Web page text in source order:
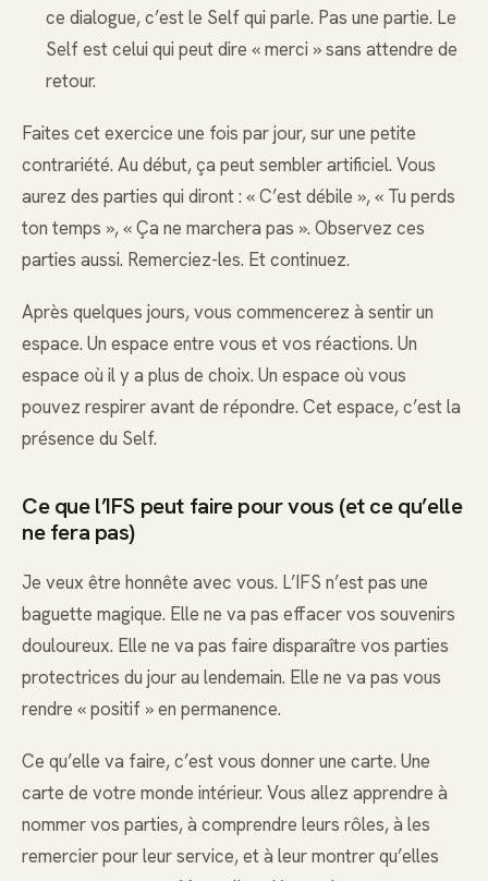
ce dialogue, c’est le Self qui parle. Pas une partie. Le
Self est celui qui peut dire « merci » sans attendre de
retour.
Faites cet exercice une fois par jour, sur une petite
contrariété. Au début, ça peut sembler artificiel. Vous
aurez des parties qui diront : « C’est débile », « Tu perds
ton temps », « Ça ne marchera pas ». Observez ces
parties aussi. Remerciez-les. Et continuez.
Après quelques jours, vous commencerez à sentir un
espace. Un espace entre vous et vos réactions. Un
espace où il y a plus de choix. Un espace où vous
pouvez respirer avant de répondre. Cet espace, c’est la
présence du Self.
Ce que l’IFS peut faire pour vous (et ce qu’elle
ne fera pas)
Je veux être honnête avec vous. L’IFS n’est pas une
baguette magique. Elle ne va pas effacer vos souvenirs
douloureux. Elle ne va pas faire disparaître vos parties
protectrices du jour au lendemain. Elle ne va pas vous
rendre « positif » en permanence.
Ce qu’elle va faire, c’est vous donner une carte. Une
carte de votre monde intérieur. Vous allez apprendre à
nommer vos parties, à comprendre leurs rôles, à les
remercier pour leur service, et à leur montrer qu’elles